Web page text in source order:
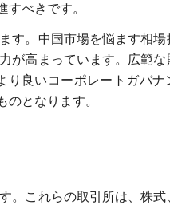
べきです。
す。中国市場を悩ます相
が高まっています。広範な
良いコーポレートガバナ
となります。
。これらの取引所は、株式